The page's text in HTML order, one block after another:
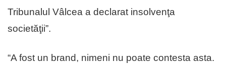
Tribunalul Vâlcea a declarat insolvenţa
societăţii”.
“A fost un brand, nimeni nu poate contesta asta.